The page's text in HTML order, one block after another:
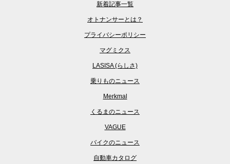
新着記事一覧
オトナンサーとは？
プライバシーポリシー
マグミクス
LASISA (らしさ)
乗りものニュース
Merkmal
くるまのニュース
VAGUE
バイクのニュース
自動車カタログ